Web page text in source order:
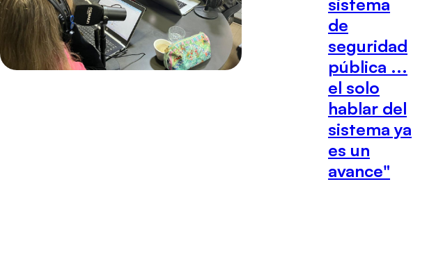
de
seguridad
pública ...
el solo
hablar del
sistema ya
es un
avance"